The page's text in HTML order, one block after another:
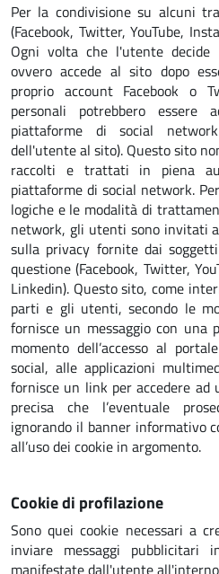
Per la condivisione su alcuni
(Facebook, Twitter, YouTube,
Ogni volta che l'utente
ovvero accede al sito dopo
proprio account Facebook o
personali potrebbero essere
piattaforme di social
dell'utente al sito). Questo sito
raccolti e trattati in piena
piattaforme di social network.
logiche e le modalità di
network, gli utenti sono invitati
sulla privacy fornite dai
questione (Facebook, Twitter,
Linkedin). Questo sito, come
parti e gli utenti, secondo le
fornisce un messaggio con una
momento dell’accesso al
social, alle applicazioni
fornisce un link per accedere ad
precisa che l’eventuale
ignorando il banner informativo
all’uso dei cookie in argomento.
Cookie di profilazione
Sono quei cookie necessari a
inviare messaggi pubblicitari
manifestate dall'utente